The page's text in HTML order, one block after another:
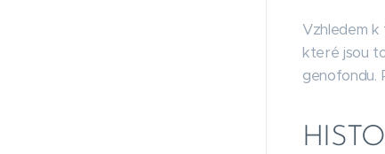
Vzhledem k
které jsou
genofondu.